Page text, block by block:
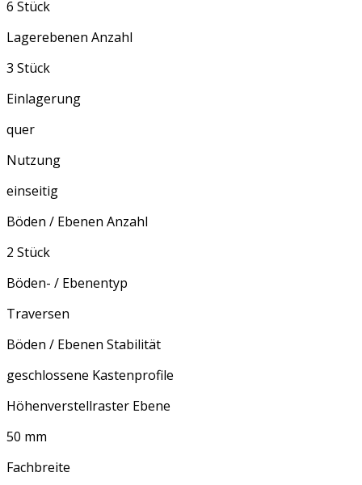
6 Stück
Lagerebenen Anzahl
3 Stück
Einlagerung
quer
Nutzung
einseitig
Böden / Ebenen Anzahl
2 Stück
Böden- / Ebenentyp
Traversen
Böden / Ebenen Stabilität
geschlossene Kastenprofile
Höhenverstellraster Ebene
50 mm
Fachbreite